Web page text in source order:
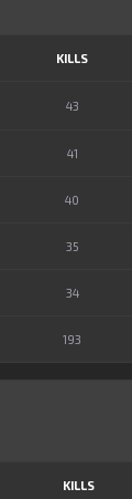
KILLS
43
41
40
35
34
193
KILLS